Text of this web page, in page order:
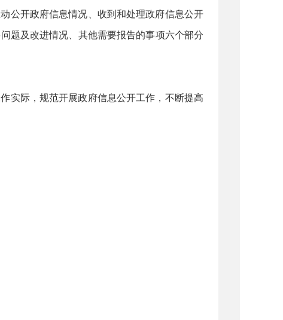
公开政府信息情况、收到和处理政府信息公开
题及改进情况、其他需要报告的事项六个部分
际，规范开展政府信息公开工作，不断提高